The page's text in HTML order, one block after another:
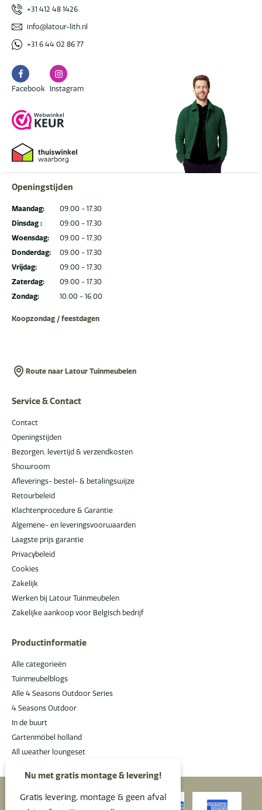
+31 412 48 1426
info@latour-lith.nl
+31 6 44 02 86 77
Facebook
Facebook
Instagram
Instagram
Openingstijden
Maandag:
Dinsdag :
Woensdag:
Donderdag:
Vrijdag:
Zaterdag:
Zondag:
09.00 - 17.30
09.00 - 17.30
09.00 - 17.30
09.00 - 17.30
09.00 - 17.30
09.00 - 17.30
10.00 - 16.00
Koopzondag / feestdagen
Route naar Latour Tuinmeubelen
Service & Contact
Contact
Openingstijden
Bezorgen, levertijd & verzendkosten
Showroom
Afleverings- bestel- & betalingswijze
Retourbeleid
Klachtenprocedure & Garantie
Algemene- en leveringsvoorwaarden
Laagste prijs garantie
Privacybeleid
Cookies
Zakelijk
Werken bij Latour Tuinmeubelen
Zakelijke aankoop voor Belgisch bedrijf
Productinformatie
Alle categorieën
Tuinmeubelblogs
Alle 4 Seasons Outdoor Series
4 Seasons Outdoor
In de buurt
Gartenmöbel holland
All weather loungeset
Nu met gratis montage & levering!
Gratis levering, montage & geen afval